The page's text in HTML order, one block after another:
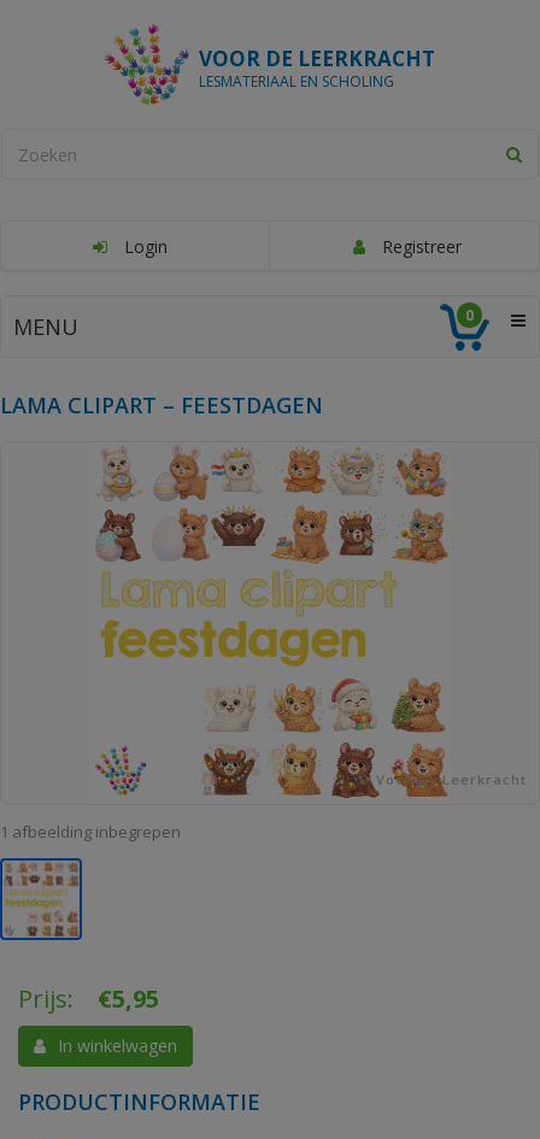
VOOR DE LEERKRACHT
LESMATERIAAL EN SCHOLING
Login Registreer
MENU 0
LAMA CLIPART – FEESTDAGEN
© Voor De Leerkracht
1 afbeelding inbegrepen
Prijs: €5,95
In winkelwagen
PRODUCTINFORMATIE